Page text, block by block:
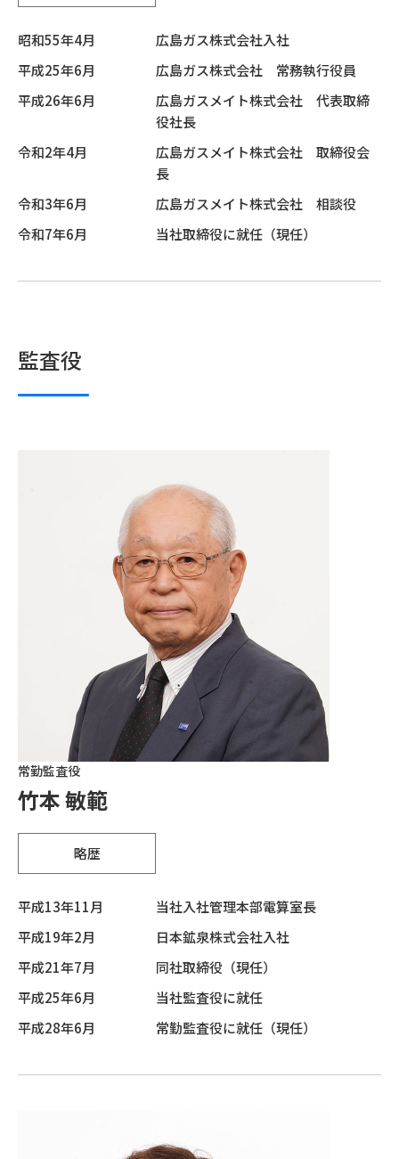
昭和55年4月
広島ガス株式会社入社
平成25年6月
広島ガス株式会社 常務執行役員
平成26年6月
広島ガスメイト株式会社 代表取締
役社長
令和2年4月
広島ガスメイト株式会社 取締役会
長
令和3年6月
広島ガスメイト株式会社 相談役
令和7年6月
当社取締役に就任（現任）
監査役
常勤監査役
竹本 敏範
略歴
平成13年11月
当社入社管理本部電算室長
平成19年2月
日本鉱泉株式会社入社
平成21年7月
同社取締役（現任）
平成25年6月
当社監査役に就任
平成28年6月
常勤監査役に就任（現任）